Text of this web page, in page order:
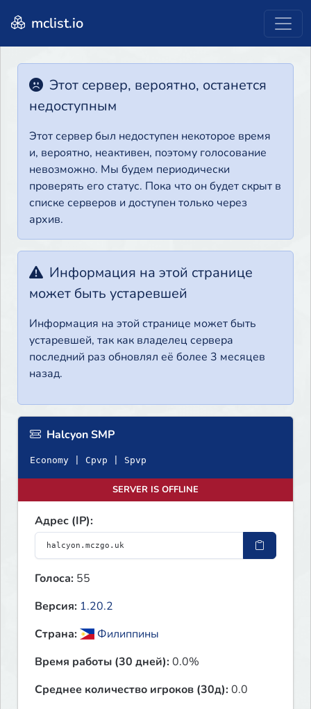
mclist.io
Этот сервер, вероятно, останется
недоступным
Этот сервер был недоступен некоторое время
и, вероятно, неактивен, поэтому голосование
невозможно. Мы будем периодически
проверять его статус. Пока что он будет скрыт в
списке серверов и доступен только через
архив.
Информация на этой странице
может быть устаревшей
Информация на этой странице может быть
устаревшей, так как владелец сервера
последний раз обновлял её более 3 месяцев
назад.
Halcyon SMP
Economy | Cpvp | Spvp
SERVER IS OFFLINE
Адрес (IP):
Голоса: 55
Версия: 1.20.2
Страна:
Филиппины
Время работы (30 дней):0.0%
Среднее количество игроков (30д):0.0